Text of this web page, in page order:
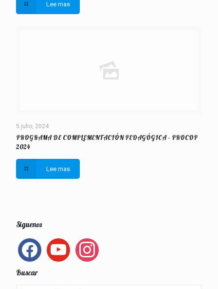
Lee mas
5 julio, 2024
PROGRAMA DE COMPLEMENTACIÓN PEDAGÓGICA – PROCOP
2024
Lee mas
Siguenos
facebook youtube instagram
Buscar